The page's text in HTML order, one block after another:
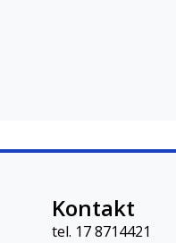
Kontakt
tel. 17 8714421